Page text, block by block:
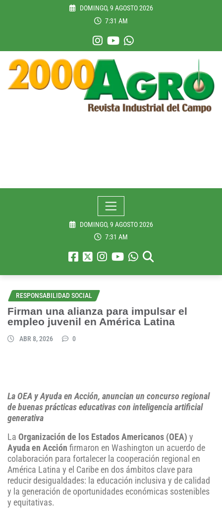
DOMINGO, 9 AGOSTO 2026
7:31 AM
DOMINGO, 9 AGOSTO 2026
7:31 AM
RESPONSABILIDAD SOCIAL
Firman una alianza para impulsar el
empleo juvenil en América Latina
ABR 8, 2026 0
La OEA y Ayuda en Acción, anuncian un concurso regional
de buenas prácticas educativas con inteligencia artificial
generativa
La Organización de los Estados Americanos (OEA) y
Ayuda en Acción firmaron en Washington un acuerdo de
colaboración para fortalecer la cooperación regional en
América Latina y el Caribe en dos ámbitos clave para
reducir desigualdades: la educación inclusiva y de calidad
y la generación de oportunidades económicas sostenibles
y equitativas.